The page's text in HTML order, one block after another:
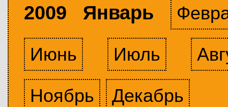
2009 Январь
Июнь
Июль
Ноябрь
Декабрь